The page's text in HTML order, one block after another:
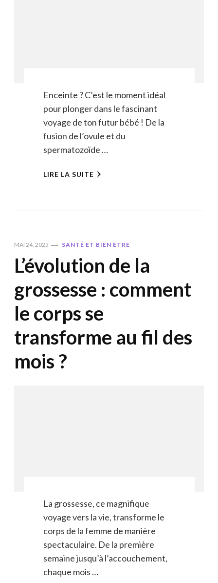
Enceinte ? C’est le moment idéal
pour plonger dans le fascinant
voyage de ton futur bébé ! De la
fusion de l’ovule et du
spermatozoïde …
LIRE LA SUITE
MAI 24, 2025 SANTÉ ET BIEN ÊTRE
L’évolution de la
grossesse : comment
le corps se
transforme au fil des
mois ?
La grossesse, ce magnifique
voyage vers la vie, transforme le
corps de la femme de manière
spectaculaire. De la première
semaine jusqu’à l’accouchement,
chaque mois …